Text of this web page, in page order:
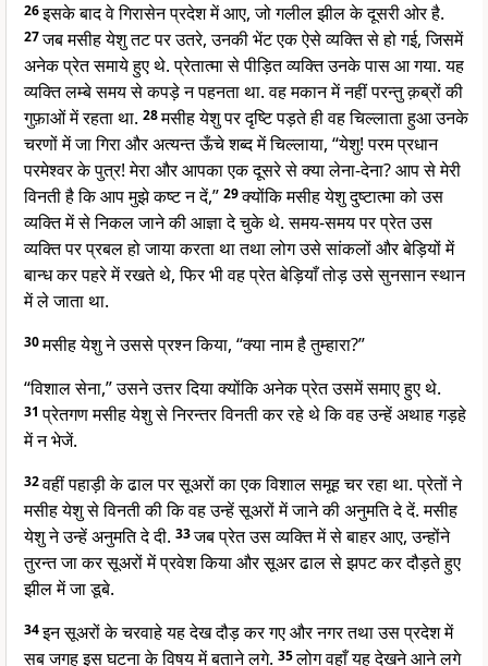
26इसके बाद वे गिरासेन प्रदेश में आए, जो गलील झील के दूसरी ओर है.
27जब मसीह येशु तट पर उतरे, उनकी भेंट एक ऐसे व्यक्ति से हो गई, जिसमें
अनेक प्रेत समाये हुए थे. प्रेतात्मा से पीड़ित व्यक्ति उनके पास आ गया. यह
व्यक्ति लम्बे समय से कपड़े न पहनता था. वह मकान में नहीं परन्तु क़ब्रों की
गुफ़ाओं में रहता था. 28मसीह येशु पर दृष्टि पड़ते ही वह चिल्लाता हुआ उनके
चरणों में जा गिरा और अत्यन्त ऊँचे शब्द में चिल्लाया, “येशु! परम प्रधान
परमेश्वर के पुत्र! मेरा और आपका एक दूसरे से क्या लेना-देना? आप से मेरी
विनती है कि आप मुझे कष्ट न दें,” 29क्योंकि मसीह येशु दुष्टात्मा को उस
व्यक्ति में से निकल जाने की आज्ञा दे चुके थे. समय-समय पर प्रेत उस
व्यक्ति पर प्रबल हो जाया करता था तथा लोग उसे सांकलों और बेड़ियों में
बान्ध कर पहरे में रखते थे, फिर भी वह प्रेत बेड़ियाँ तोड़ उसे सुनसान स्थान
में ले जाता था.
30मसीह येशु ने उससे प्रश्न किया, “क्या नाम है तुम्हारा?”
“विशाल सेना,” उसने उत्तर दिया क्योंकि अनेक प्रेत उसमें समाए हुए थे.
31प्रेतगण मसीह येशु से निरन्तर विनती कर रहे थे कि वह उन्हें अथाह गड़हे
में न भेजें.
32वहीं पहाड़ी के ढाल पर सूअरों का एक विशाल समूह चर रहा था. प्रेतों ने
मसीह येशु से विनती की कि वह उन्हें सूअरों में जाने की अनुमति दे दें. मसीह
येशु ने उन्हें अनुमति दे दी. 33जब प्रेत उस व्यक्ति में से बाहर आए, उन्होंने
तुरन्त जा कर सूअरों में प्रवेश किया और सूअर ढाल से झपट कर दौड़ते हुए
झील में जा डूबे.
34इन सूअरों के चरवाहे यह देख दौड़ कर गए और नगर तथा उस प्रदेश में
सब जगह इस घटना के विषय में बताने लगे. 35लोग वहाँ यह देखने आने लगे